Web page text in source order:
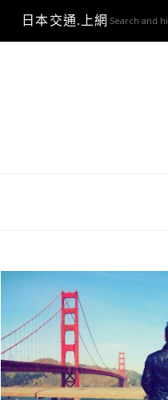
日本交通.上網與3C開箱